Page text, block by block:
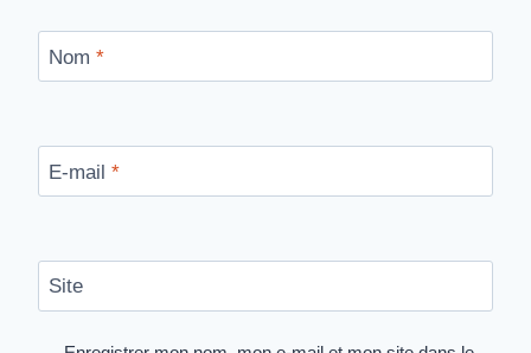
Nom *
E-mail *
Site